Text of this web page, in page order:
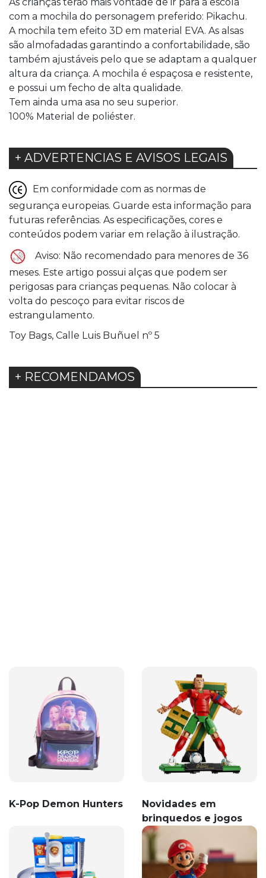
com a mochila do personagem preferido: Pikachu.
A mochila tem efeito 3D em material EVA. As alsas
são almofadadas garantindo a confortabilidade, são
também ajustáveis pelo que se adaptam a qualquer
altura da criança. A mochila é espaçosa e resistente,
e possui um fecho de alta qualidade.
Tem ainda uma asa no seu superior.
100% Material de poliéster.
+ ADVERTENCIAS E AVISOS LEGAIS
Em conformidade com as normas de
segurança europeias. Guarde esta informação para
futuras referências. As especificações, cores e
conteúdos podem variar em relação à ilustração.
Aviso: Não recomendado para menores de 36
meses. Este artigo possui alças que podem ser
perigosas para crianças pequenas. Não colocar à
volta do pescoço para evitar riscos de
estrangulamento.
Toy Bags, Calle Luis Buñuel nº 5
+ RECOMENDAMOS
K-Pop Demon Hunters
Novidades em
brinquedos e jogos